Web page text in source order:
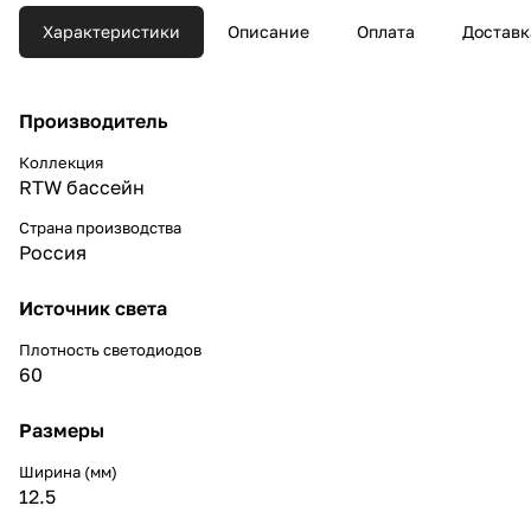
Характеристики Описание Оплата
Производитель
Коллекция
RTW бассейн
Страна производства
Россия
Источник света
Плотность светодиодов
60
Размеры
Ширина (мм)
12.5